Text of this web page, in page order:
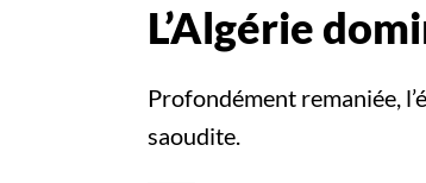
L’Algérie
Profondément remaniée,
saoudite.